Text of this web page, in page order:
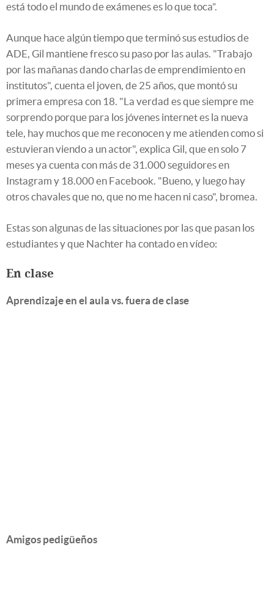
está todo el mundo de exámenes es lo que toca”.
Aunque hace algún tiempo que terminó sus estudios de
ADE, Gil mantiene fresco su paso por las aulas. "Trabajo
por las mañanas dando charlas de emprendimiento en
institutos", cuenta el joven, de 25 años, que montó su
primera empresa con 18. "La verdad es que siempre me
sorprendo porque para los jóvenes internet es la nueva
tele, hay muchos que me reconocen y me atienden como si
estuvieran viendo a un actor", explica Gil, que en solo 7
meses ya cuenta con más de 31.000 seguidores en
Instagram y 18.000 en Facebook. "Bueno, y luego hay
otros chavales que no, que no me hacen ni caso", bromea.
Estas son algunas de las situaciones por las que pasan los
estudiantes y que Nachter ha contado en vídeo:
En clase
Aprendizaje en el aula vs. fuera de clase
Amigos pedigüeños